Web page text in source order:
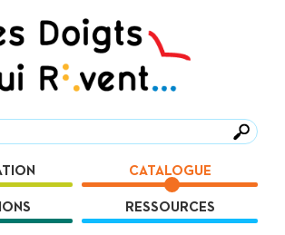
CATALOGUE
RESSOURCES